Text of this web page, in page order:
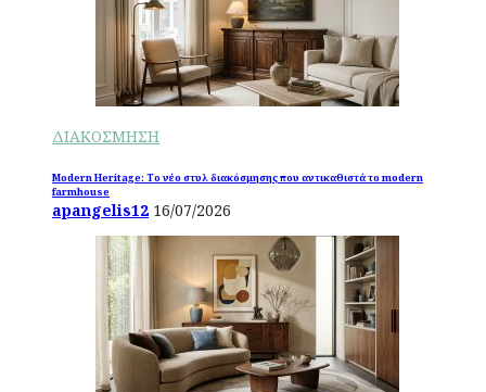
ΔΙΑΚΟΣΜΗΣΗ
Modern Heritage: Το νέο στυλ διακόσμησης που αντικαθιστά το modern
farmhouse
apangelis12 16/07/2026